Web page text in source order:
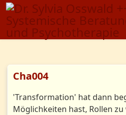
Cha004
'Transformation' hat dann
Möglichkeiten hast, Rollen zu